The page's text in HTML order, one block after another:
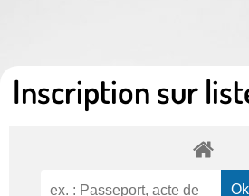
Inscription sur